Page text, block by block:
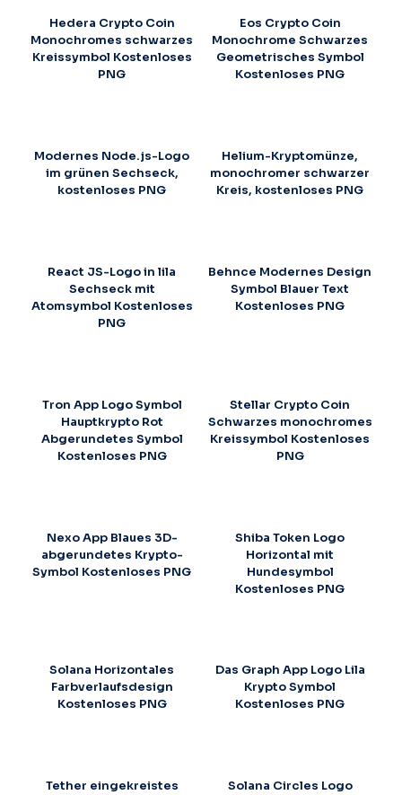
Hedera Crypto Coin
Monochromes schwarzes
Kreissymbol Kostenloses
PNG
Eos Crypto Coin
Monochrome Schwarzes
Geometrisches Symbol
Kostenloses PNG
Modernes Node.js-Logo
im grünen Sechseck,
kostenloses PNG
Helium-Kryptomünze,
monochromer schwarzer
Kreis, kostenloses PNG
React JS-Logo in lila
Sechseck mit
Atomsymbol Kostenloses
PNG
Behnce Modernes Design
Symbol Blauer Text
Kostenloses PNG
Tron App Logo Symbol
Hauptkrypto Rot
Abgerundetes Symbol
Kostenloses PNG
Stellar Crypto Coin
Schwarzes monochromes
Kreissymbol Kostenloses
PNG
Nexo App Blaues 3D-
abgerundetes Krypto-
Symbol Kostenloses PNG
Shiba Token Logo
Horizontal mit
Hundesymbol
Kostenloses PNG
Solana Horizontales
Farbverlaufsdesign
Kostenloses PNG
Das Graph App Logo Lila
Krypto Symbol
Kostenloses PNG
Tether eingekreistes Solana Circles Logo